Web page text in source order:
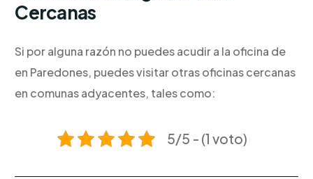
Cercanas
Si por alguna razón no puedes acudir a la oficina de
en Paredones, puedes visitar otras oficinas cercanas
en comunas adyacentes, tales como:
5/5 - (1 voto)